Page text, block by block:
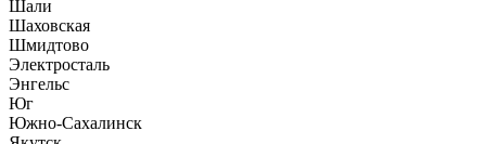
Шали
Шаховская
Шмидтово
Электросталь
Энгельс
Юг
Южно-Сахалинск